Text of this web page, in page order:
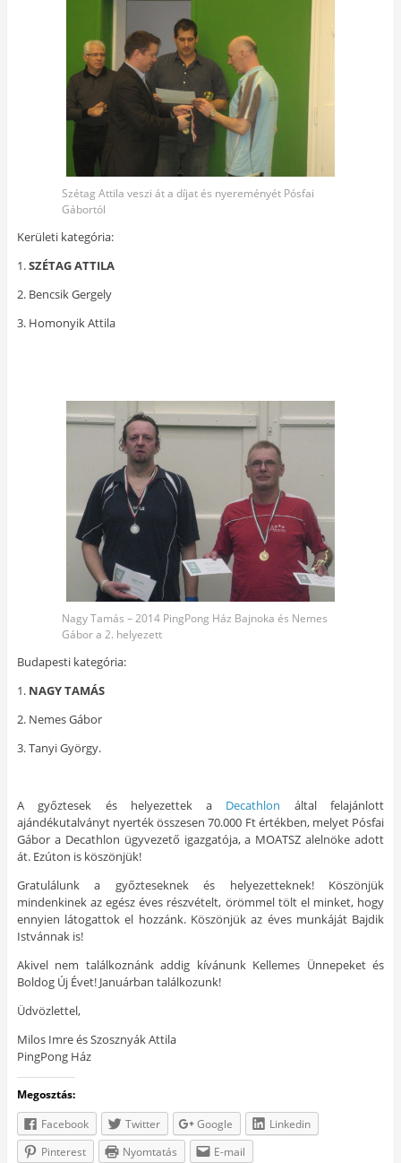
Szétag Attila veszi át a díjat és nyereményét Pósfai
Gábortól
Kerületi kategória:
1.SZÉTAG ATTILA
2. Bencsik Gergely
3. Homonyik Attila
Nagy Tamás – 2014 PingPong Ház Bajnoka és Nemes
Gábor a 2. helyezett
Budapesti kategória:
1. NAGY TAMÁS
2. Nemes Gábor
3. Tanyi György.
A győztesek és helyezettek a Decathlon által felajánlott
ajándékutalványt nyerték összesen 70.000 Ft értékben, melyet Pósfai
Gábor a Decathlon ügyvezető igazgatója, a MOATSZ alelnöke adott
át. Ezúton is köszönjük!
Gratulálunk a győzteseknek és helyezetteknek! Köszönjük
mindenkinek az egész éves részvételt, örömmel tölt el minket, hogy
ennyien látogattok el hozzánk. Köszönjük az éves munkáját Bajdik
Istvánnak is!
Akivel nem találkoznánk addig kívánunk Kellemes Ünnepeket és
Boldog Új Évet! Januárban találkozunk!
Üdvözlettel,
Milos Imre és Szosznyák Attila
PingPong Ház
Megosztás:
Facebook
Twitter Google
Linkedin
Pinterest
Nyomtatás E-mail